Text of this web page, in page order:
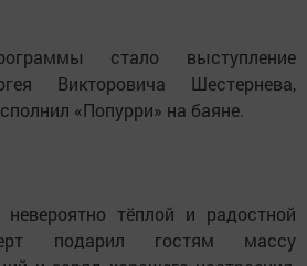
стало выступление
Викторовича Шестернева,
«Попурри» на баяне.
тёплой и радостной
подарил гостям массу